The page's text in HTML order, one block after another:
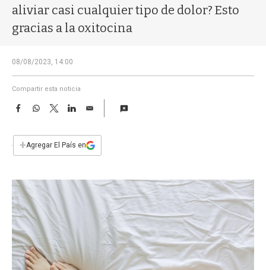
aliviar casi cualquier tipo de dolor? Esto
gracias a la oxitocina
08/08/2023, 14:00
Compartir esta noticia
F
e
b
k
W
s
p
T
w
t
L
n
E
i
l
+Agregar El País en